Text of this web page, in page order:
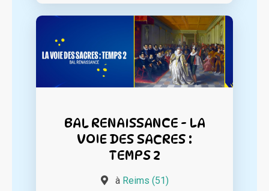
BAL RENAISSANCE - LA
VOIE DES SACRES :
TEMPS 2
à Reims (51)